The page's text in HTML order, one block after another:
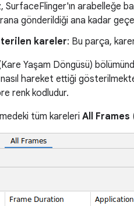
SurfaceFlinger'ın arabelleğe
gönderildiği ana kadar
kareler: Bu parça,
Yaşam Döngüsü)
nasıl hareket ettiği
renk kodludur.
tüm kareleri All Frames